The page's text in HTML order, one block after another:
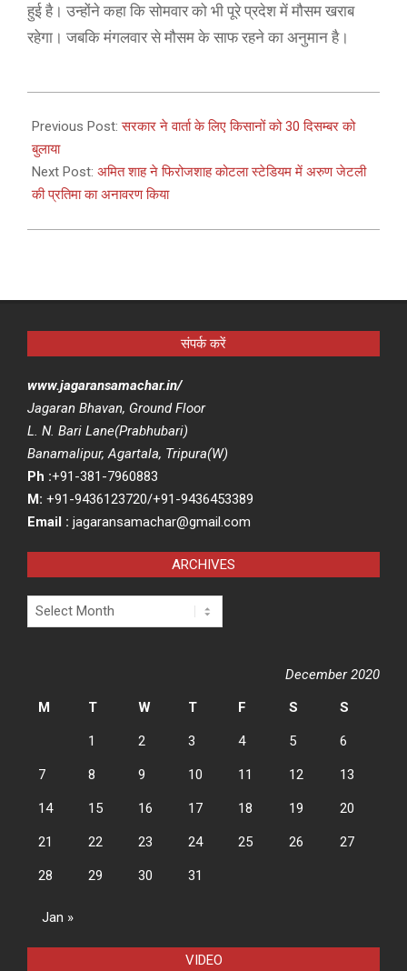
हुई है। उन्होंने कहा कि सोमवार को भी पूरे प्रदेश में मौसम खराब
रहेगा। जबकि मंगलवार से मौसम के साफ रहने का अनुमान है।
12-
28
Previous Post:सरकार ने वार्ता के लिए किसानों को 30 दिसम्बर को
बुलाया
Next Post: अमित शाह ने फिरोजशाह कोटला स्टेडियम में अरुण जेटली
की प्रतिमा का अनावरण किया
संपर्क करें
www.jagaransamachar.in/
Jagaran Bhavan, Ground Floor
L. N. Bari Lane(Prabhubari)
Banamalipur, Agartala, Tripura(W)
Ph :+91-381-7960883
M: +91-9436123720/+91-9436453389
Email : jagaransamachar@gmail.com
ARCHIVES
Archives
December 2020
M
T W T F S S
1 2 3 4 5 6
7 8 9 10 11 12 13
14 15 16 17 18 19 20
21 22 23 24 25 26 27
28 29 30 31
Jan »
VIDEO